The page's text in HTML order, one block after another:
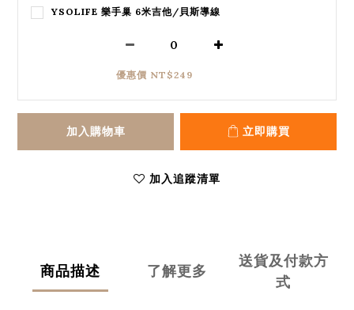
YSOLIFE 樂手巢 6米吉他/貝斯導線
優惠價 NT$249
加入購物車 立即購買
加入追蹤清單
商品描述 了解更多
送貨及付款方
式